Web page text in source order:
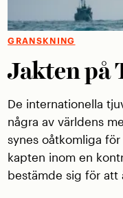
GRANSKNING
Jakten på
De internationella
några av världens
synes oåtkomliga
kapten inom en
bestämde sig för att